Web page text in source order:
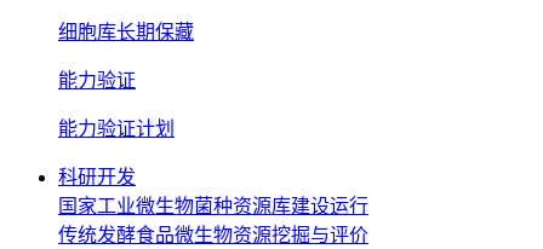
细胞库长期保藏
能力验证
能力验证计划
科研开发
国家工业微生物菌种资源库建设运行
传统发酵食品微生物资源挖掘与评价